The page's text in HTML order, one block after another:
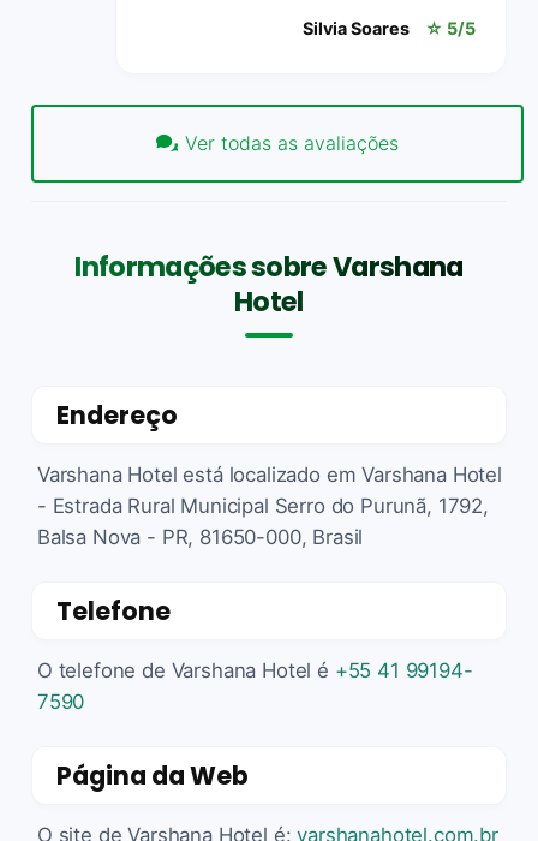
Silvia Soares ☆ 5/5
Ver todas as avaliações
Informações sobre Varshana
Hotel
Endereço
Varshana Hotel está localizado em Varshana Hotel
- Estrada Rural Municipal Serro do Purunã, 1792,
Balsa Nova - PR, 81650-000, Brasil
Telefone
O telefone de Varshana Hotel é +55 41 99194-
7590
Página da Web
O site de Varshana Hotel é:varshanahotel.com.br